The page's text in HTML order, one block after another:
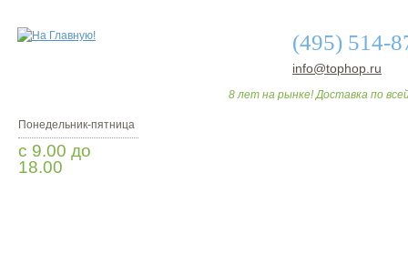
(495) 514-
info@tophop.ru
8 лет на рынке! Доставка по
Понедельник-пятница
с 9.00 до
18.00